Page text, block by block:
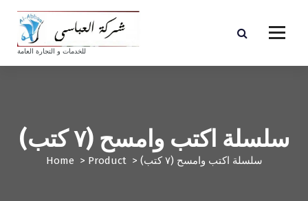
t
للخدمات و التجارة العامة
سلسلة اكتب وامسح (٧ كتب)
Home > Product> سلسلة اكتب وامسح (٧ كتب)